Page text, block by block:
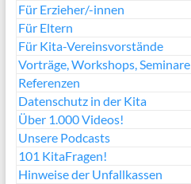
Für Erzieher/-innen
Für Eltern
Für Kita-Vereinsvorstände
Vorträge, Workshops, Seminare
Referenzen
Datenschutz in der Kita
Über 1.000 Videos!
Unsere Podcasts
101 KitaFragen!
Hinweise der Unfallkassen